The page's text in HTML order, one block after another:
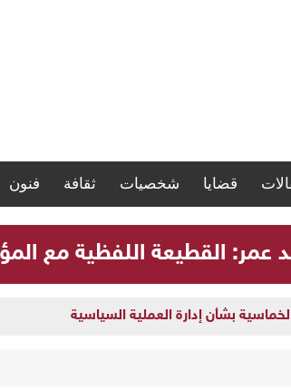
قضايا شخصيات ثقافة فنون
عمر: القطيعة اللفظية مع
بشأن إدارة العملية السياسية
الوطني لا تكفي لحل الأزمة